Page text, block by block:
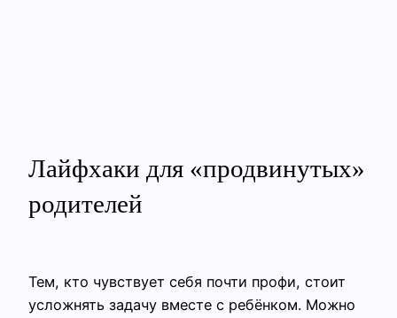
Лайфхаки для «продвинутых»
родителей
Тем, кто чувствует себя почти профи, стоит
усложнять задачу вместе с ребёнком. Можно